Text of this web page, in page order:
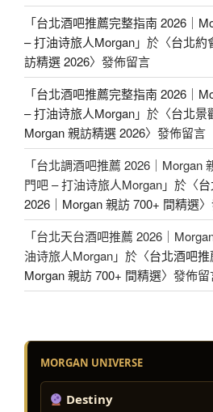
「台北酒吧推薦完整指南 2026｜
– 打油诗旅人Morgan」於〈台北約
訪精選 2026〉發佈留言
「台北酒吧推薦完整指南 2026｜
– 打油诗旅人Morgan」於〈台北景
Morgan 親訪精選 2026〉發佈留言
「台北調酒吧推薦 2026｜Morgan
門吧 – 打油诗旅人Morgan」於〈
2026｜Morgan 親訪 700+ 間精選
「台北天台酒吧推薦 2026｜
油诗旅人Morgan」於〈台北酒吧推
Morgan 親訪 700+ 間精選〉發佈留
MORGAN UNIVERSE
Destiny